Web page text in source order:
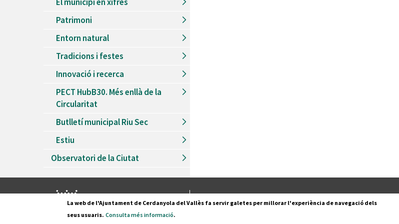
Patrimoni
Entorn natural
Tradicions i festes
Innovació i recerca
PECT HubB30. Més enllà de la
Circularitat
Butlletí municipal Riu Sec
Estiu
Observatori de la Ciutat
Pl. Francesc Layret, s/n
Segueix-nos a:
La web de l'Ajuntament de Cerdanyola del Vallès fa servir galetes per millorar l'experiència de navegació dels
seus usuaris. Consulta més informació.